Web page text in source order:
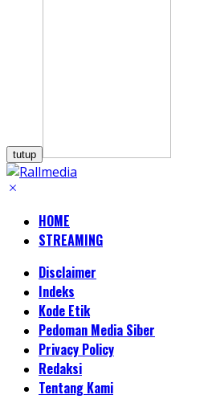
tutup
HOME
STREAMING
Disclaimer
Indeks
Kode Etik
Pedoman Media Siber
Privacy Policy
Redaksi
Tentang Kami